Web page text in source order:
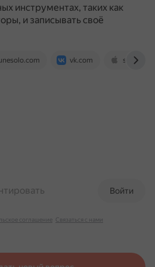
инструментах, таких как
и записывать своё
vk.com
Войти
соглашение Связаться с нами